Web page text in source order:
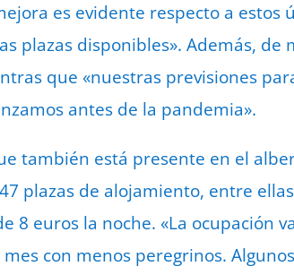
es evidente respecto a estos
plazas disponibles». Además, de
que «nuestras previsiones
antes de la pandemia».
también está presente en el
plazas de alojamiento, entre
8 euros la noche. «La ocupación
con menos peregrinos.